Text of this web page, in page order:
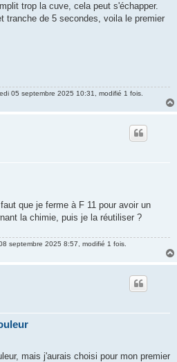
trop la cuve, cela peut s'échapper.
tranche de 5 secondes, voila le premier
05 septembre 2025 10:31, modifié 1 fois.
que je ferme à F 11 pour avoir un
la chimie, puis je la réutiliser ?
septembre 2025 8:57, modifié 1 fois.
mais j'aurais choisi pour mon premier